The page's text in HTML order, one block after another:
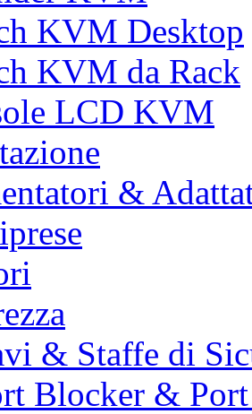
KVM Desktop
KVM da Rack
LCD KVM
&
& Staffe di
Blocker &